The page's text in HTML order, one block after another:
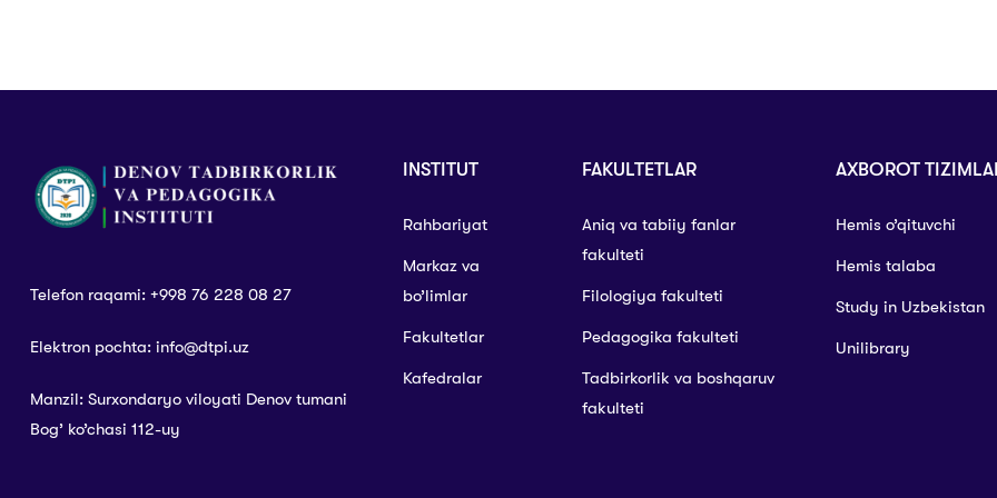
Telefon raqami: +998 76 228 08 27
Elektron pochta: info@dtpi.uz
Manzil: Surxondaryo viloyati Denov tumani
Bog’ ko’chasi 112-uy
INSTITUT
Rahbariyat
Markaz va
bo’limlar
Fakultetlar
Kafedralar
FAKULTETLAR
Aniq va tabiiy fanlar
fakulteti
Filologiya fakulteti
Pedagogika fakulteti
Tadbirkorlik va boshqaruv
fakulteti
AXBOROT
Hemis o’qituvchi
Hemis talaba
Study in Uzbekistan
Unilibrary